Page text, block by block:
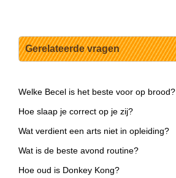
Gerelateerde vragen
Welke Becel is het beste voor op brood?
Hoe slaap je correct op je zij?
Wat verdient een arts niet in opleiding?
Wat is de beste avond routine?
Hoe oud is Donkey Kong?